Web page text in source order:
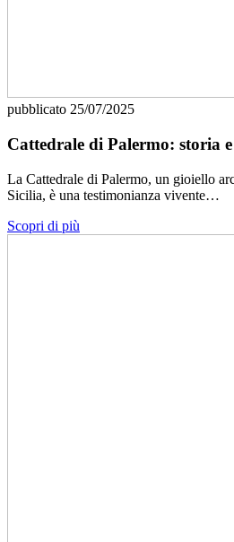
pubblicato 25/07/2025
Cattedrale di Palermo: storia
La Cattedrale di Palermo, un gioiello
Sicilia, è una testimonianza vivente…
Scopri di più